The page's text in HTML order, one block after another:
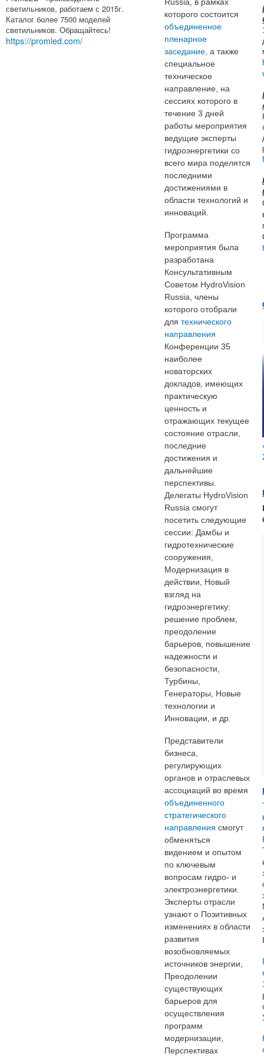
светильников, работаем с 2015г.
Каталог более 7500 моделей
светильников. Обращайтесь!
https://promled.com/
Russia, в рамках
которого состоится
объединенное
пленарное
заседание, а также
специальное
техническое
направление, на
сессиях которого в
течение 3 дней
работы мероприятия
ведущие эксперты
гидроэнергетики со
всего мира поделятся
последними
достижениями в
области технологий и
инноваций.
Программа
мероприятия была
разработана
Консультативным
Советом HydroVision
Russia, члены
которого отобрали
для технического
направления
Конференции 35
наиболее
новаторских
докладов, имеющих
практическую
ценность и
отражающих текущее
состояние отрасли,
последние
достижения и
дальнейшие
перспективы.
Делегаты HydroVision
Russia смогут
посетить следующие
сессии: Дамбы и
гидротехнические
сооружения,
Модернизация в
действии, Новый
взгляд на
гидроэнергетику:
решение проблем,
преодоление
барьеров, повышение
надежности и
безопасности,
Турбины,
Генераторы, Новые
технологии и
Инновации, и др.
Представители
бизнеса,
регулирующих
органов и отраслевых
ассоциаций во время
объединенного
стратегического
направления смогут
обменяться
видением и опытом
по ключевым
вопросам гидро- и
электроэнергетики.
Эксперты отрасли
узнают о Позитивных
изменениях в области
развития
возобновляемых
источников энергии,
Преодолении
существующих
барьеров для
осуществления
программ
модернизации,
Перспективах